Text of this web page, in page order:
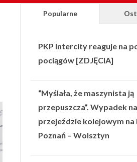
Popularne
PKP Intercity reaguje na
pociągów [ZDJĘCIA]
“Myślała, że maszynista ją
przepuszcza”. Wypadek na
przejeździe kolejowym na
Poznań – Wolsztyn